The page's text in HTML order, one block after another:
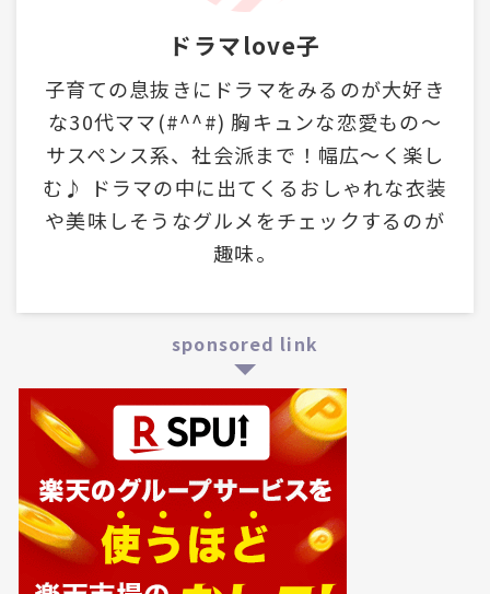
ドラマlove子
子育ての息抜きにドラマをみるのが大好き
な30代ママ(#^^#) 胸キュンな恋愛もの～
サスペンス系、社会派まで！幅広～く楽し
む♪ ドラマの中に出てくるおしゃれな衣装
や美味しそうなグルメをチェックするのが
趣味。
sponsored link